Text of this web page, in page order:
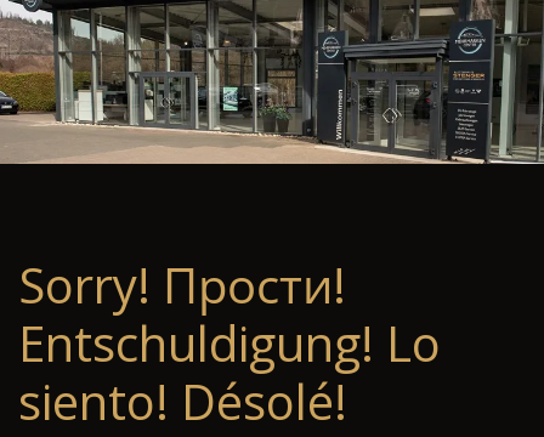
Sorry! Прости!
Entschuldigung! Lo
siento! Désolé!